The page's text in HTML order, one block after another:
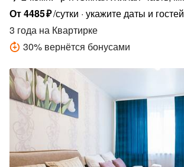
4/1
От4485₽/сутки укажите даты и гостей
3 года на Квартирке
30% вернётся бонусами